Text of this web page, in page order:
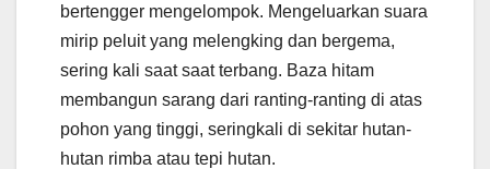
bertengger mengelompok. Mengeluarkan suara
mirip peluit yang melengking dan bergema,
sering kali saat saat terbang. Baza hitam
membangun sarang dari ranting-ranting di atas
pohon yang tinggi, seringkali di sekitar hutan-
hutan rimba atau tepi hutan.